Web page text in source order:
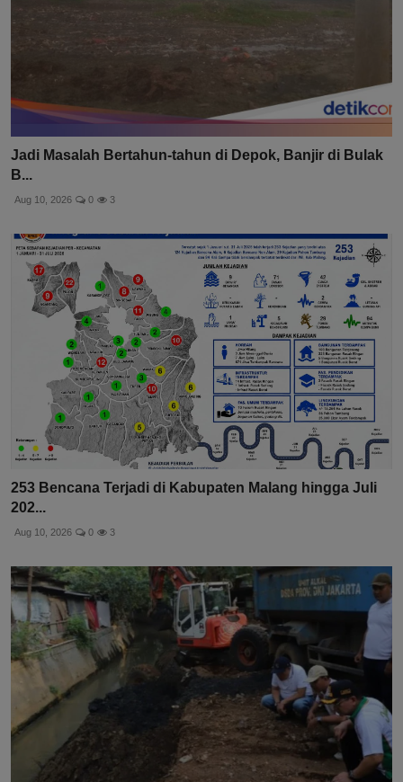
Jadi Masalah Bertahun-tahun di Depok, Banjir di Bulak
B...
Aug 10, 2026 0 3
253 Bencana Terjadi di Kabupaten Malang hingga Juli
202...
Aug 10, 2026 0 3